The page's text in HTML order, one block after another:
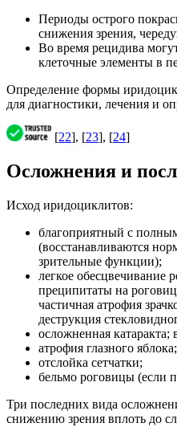
Периоды острого
снижения зрения,
Во время рецидива
клеточные элементы в
Определение формы
для диагностики, лечения и
[22], [23], [24]
Осложнения и
Исход иридоциклитов:
благоприятный с
(восстанавливаются
зрительные функции);
легкое обесцвечивание
преципитаты на
частичная атрофия
деструкция
осложненная
атрофия глазного яблока;
отслойка сетчатки;
бельмо роговицы (если
Три последних вида
снижению зрения вплоть до